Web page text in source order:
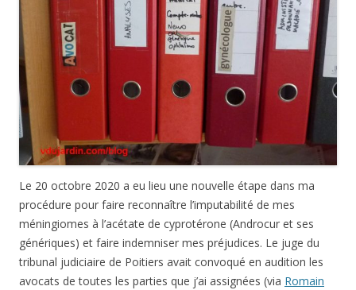
Le 20 octobre 2020 a eu lieu une nouvelle étape dans ma
procédure pour faire reconnaître l’imputabilité de mes
méningiomes à l’acétate de cyprotérone (Androcur et ses
génériques) et faire indemniser mes préjudices. Le juge du
tribunal judiciaire de Poitiers avait convoqué en audition les
avocats de toutes les parties que j’ai assignées (via Romain